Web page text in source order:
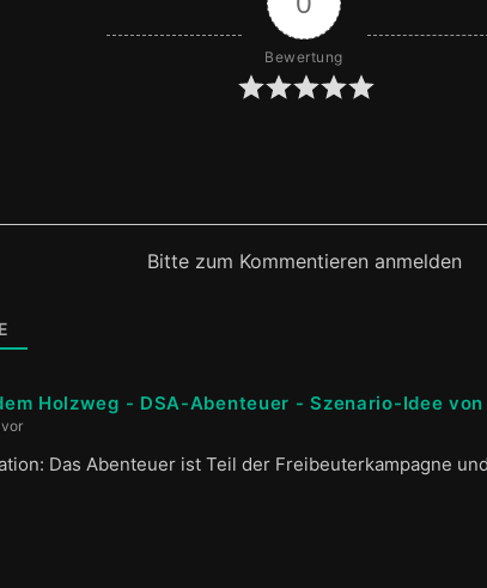
Bewertung
Bitte zum Kommentieren anmelden
Holzweg - DSA-Abenteuer - Szenario-Idee von
Das Abenteuer ist Teil der Freibeuterkampagne